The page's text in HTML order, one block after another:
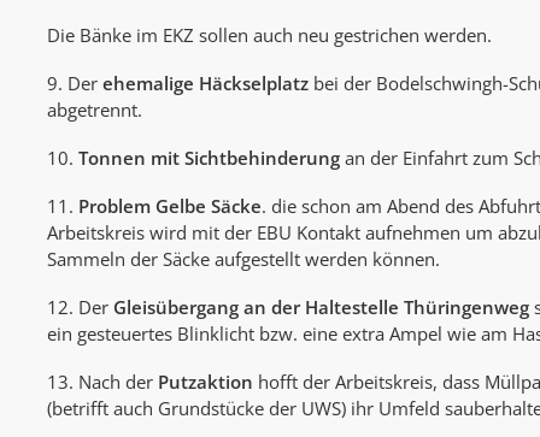
Die Bänke im EKZ sollen auch neu gestrichen werden.
9. Derehemalige Häckselplatz bei der Bodelschwingh-
abgetrennt.
10.Tonnen mit Sichtbehinderung an der Einfahrt zum
11. Problem Gelbe Säcke. die schon am Abend des
Arbeitskreis wird mit der EBU Kontakt aufnehmen um
Sammeln der Säcke aufgestellt werden können.
12. Der Gleisübergang an der Haltestelle Thüringenweg
ein gesteuertes Blinklicht bzw. eine extra Ampel wie am
13. Nach der Putzaktion hofft der Arbeitskreis, dass
(betrifft auch Grundstücke der UWS) ihr Umfeld